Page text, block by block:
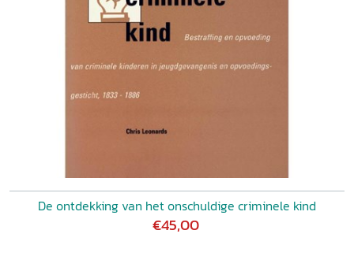
De ontdekking van het onschuldige criminele kind
€45,00